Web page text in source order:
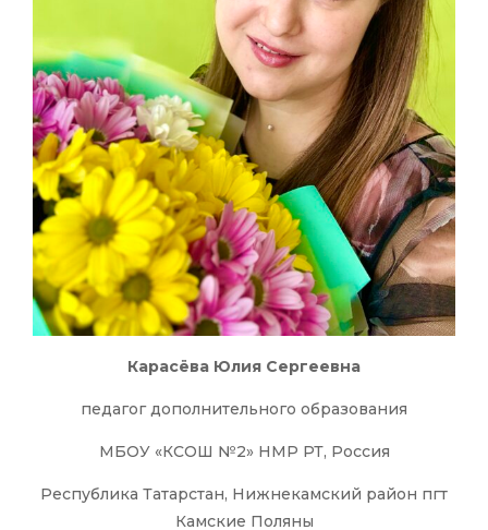
Карасёва Юлия Сергеевна
педагог дополнительного образования
МБОУ «КСОШ №2» НМР РТ, Россия
Республика Татарстан, Нижнекамский район пгт
Камские Поляны